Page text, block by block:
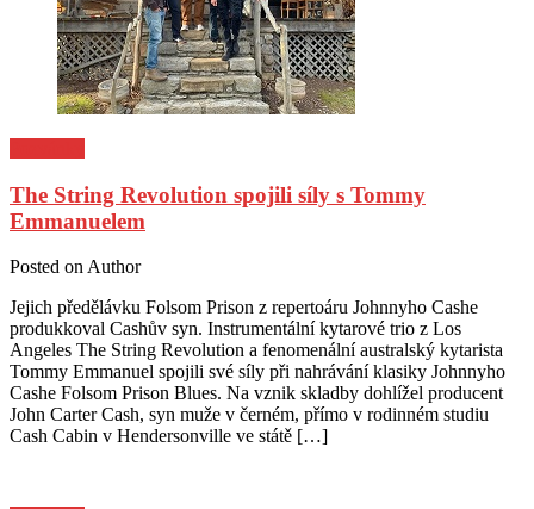
The String Revolution spojili síly s Tommy
Emmanuelem
Posted on Author
Jejich předělávku Folsom Prison z repertoáru Johnnyho Cashe
produkkoval Cashův syn. Instrumentální kytarové trio z Los
Angeles The String Revolution a fenomenální australský kytarista
Tommy Emmanuel spojili své síly při nahrávání klasiky Johnnyho
Cashe Folsom Prison Blues. Na vznik skladby dohlížel producent
John Carter Cash, syn muže v černém, přímo v rodinném studiu
Cash Cabin v Hendersonville ve státě […]